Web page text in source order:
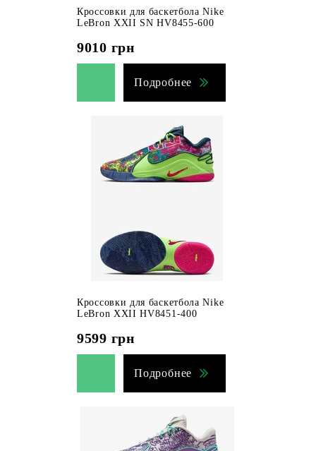
Кроссовки для баскетбола Nike
LeBron XXII SN HV8455-600
9010 грн
Подробнее
Кроссовки для баскетбола Nike
LeBron XXII HV8451-400
9599 грн
Подробнее